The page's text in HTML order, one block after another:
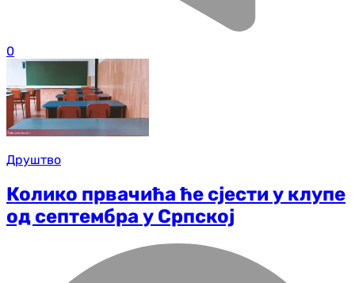
0
Друштво
Колико првачића ће сјести у клупе
од септембра у Српској